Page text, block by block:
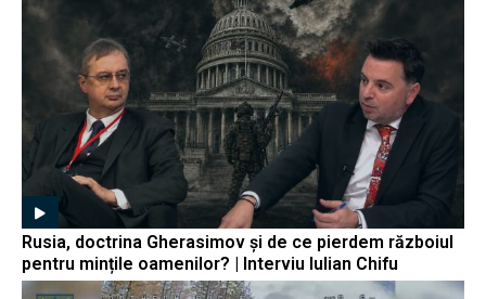
Rusia, doctrina Gherasimov și de ce pierdem războiul
pentru mințile oamenilor? | Interviu Iulian Chifu